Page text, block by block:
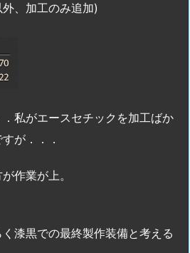
、加工のみ追加)
私がエースセチックを加工ばか
が．．．
作業が上。
漆黒での最終製作装備と考える